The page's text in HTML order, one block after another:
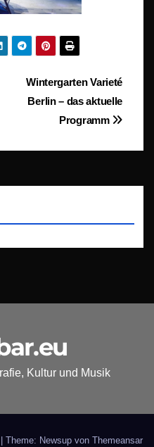
Wintergarten Varieté
Berlin – das aktuelle
Programm
Kultur und Musik
| Theme: Newsup von Themeansar